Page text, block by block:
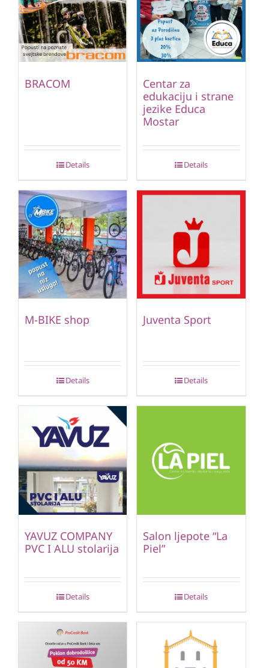
BRACOM
Details
Centar za
edukaciju i strane
jezike Educa
Mostar
Details
M-BIKE shop
Details
Juventa Sport
Details
YAVUZ COMPANY
PVC I ALU stolarija
Details
Salon ljepote “La
Piel”
Details